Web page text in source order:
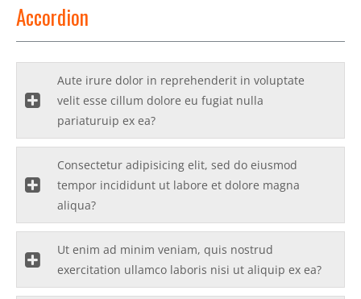
Accordion
Aute irure dolor in reprehenderit in voluptate
velit esse cillum dolore eu fugiat nulla
pariaturuip ex ea?
Consectetur adipisicing elit, sed do eiusmod
tempor incididunt ut labore et dolore magna
aliqua?
Ut enim ad minim veniam, quis nostrud
exercitation ullamco laboris nisi ut aliquip ex ea?